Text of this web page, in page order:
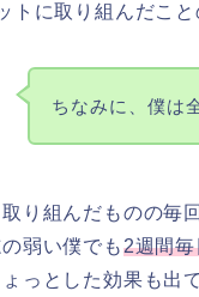
トに取り組んだこ
ちなみに、僕は
り組んだものの毎
弱い僕でも2週間
っとした効果も出